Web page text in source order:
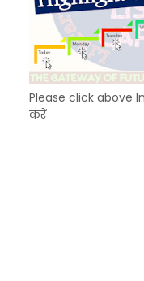
Please click above
करें